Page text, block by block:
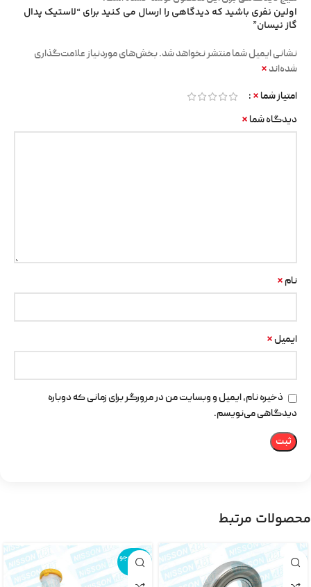
اولین نفری باشید که دیدگاهی را ارسال می کنید برای “لاستیک پدال
گاز نیسان”
نشانی ایمیل شما منتشر نخواهد شد.بخش‌های موردنیاز علامت‌گذاری
شده‌اند *
امتیاز شما *
دیدگاه شما *
نام *
ایمیل *
ذخیره نام، ایمیل و وبسایت من در مرورگر برای زمانی که دوباره
دیدگاهی می‌نویسم.
محصولات مرتبط
اتمام موجو
دی